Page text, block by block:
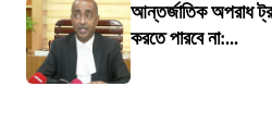
আন্তর্জাতিক অপরাধ
করতে পারবে না:...